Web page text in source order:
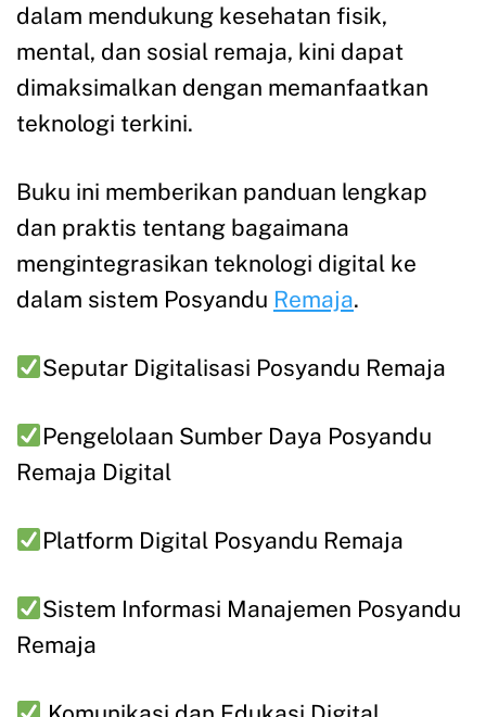
dalam mendukung kesehatan fisik,
mental, dan sosial remaja, kini dapat
dimaksimalkan dengan memanfaatkan
teknologi terkini.
Buku ini memberikan panduan lengkap
dan praktis tentang bagaimana
mengintegrasikan teknologi digital ke
dalam sistem Posyandu Remaja.
Seputar Digitalisasi Posyandu Remaja
Pengelolaan Sumber Daya Posyandu
Remaja Digital
Platform Digital Posyandu Remaja
Sistem Informasi Manajemen Posyandu
Remaja